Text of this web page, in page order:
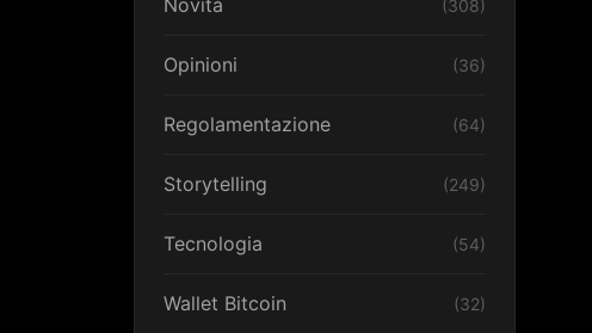
Novità (308)
Opinioni (36)
Regolamentazione (64)
Storytelling (249)
Tecnologia (54)
Wallet Bitcoin (32)